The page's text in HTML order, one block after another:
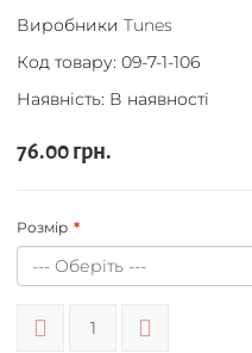
Виробники Tunes
Код товару: 09-7-1-106
Наявність: В наявності
76.00 грн.
Розмір